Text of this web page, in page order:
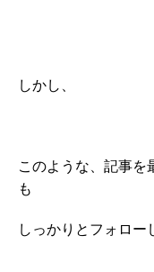
しかし、
このような、記事を
も
しっかりとフォロー